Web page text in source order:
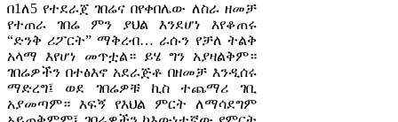
በ1ለ5 የተደራጀ ገበሬና በየቀበሌው ለስራ ዘመቻ
የተጠራ ገበሬ ምን ያህል እንደሆነ እየቆጠሩ
“ድንቅ ሪፖርት” ማቅረብ… ራሱን የቻለ ትልቅ
አላማ እየሆነ መጥቷል። ይሄ ግን አያዛልቅም።
ገበሬዎችን በተፅእኖ አደራጅቶ በዘመቻ እንዲሰሩ
ማድረግ፤ ወደ ገበሬዎቹ ኪስ ተጨማሪ ገቢ
አያመጣም። እፍኝ የእህል ምርት ለማሳደግም